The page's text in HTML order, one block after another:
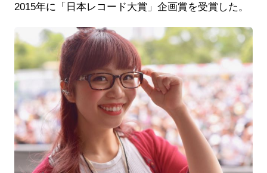
2015年に「日本レコード大賞」企画賞を受賞した。